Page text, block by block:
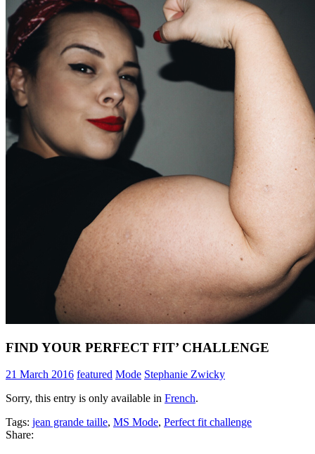
FIND YOUR PERFECT FIT’ CHALLENGE
21 March 2016 featured Mode Stephanie Zwicky
Sorry, this entry is only available in French.
Tags: jean grande taille, MS Mode, Perfect fit challenge
Share: